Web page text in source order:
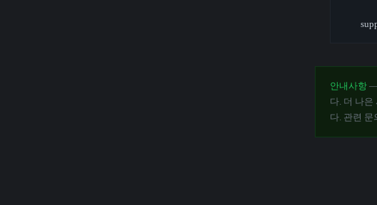
안내사항 —
다. 더 나은
다. 관련 문